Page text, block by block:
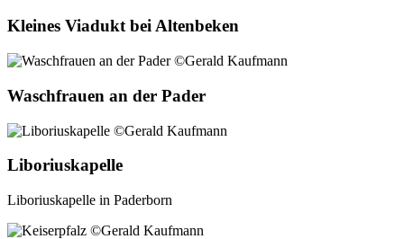
Kleines Viadukt bei Altenbeken
Waschfrauen an der Pader
Liboriuskapelle
Liboriuskapelle in Paderborn